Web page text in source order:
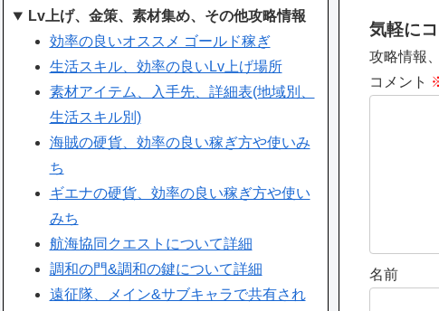
気軽に
攻略情報
コメント
名前
Lv上げ、金策、素材集め、その他攻略情報
効率の良いオススメ ゴールド稼ぎ
生活スキル、効率の良いLv上げ場所
素材アイテム、入手先、詳細表(地域別、
生活スキル別)
海賊の硬貨、効率の良い稼ぎ方や使いみ
ち
ギエナの硬貨、効率の良い稼ぎ方や使い
みち
航海協同クエストについて詳細
調和の門&調和の鍵について詳細
遠征隊、メイン&サブキャラで共有され